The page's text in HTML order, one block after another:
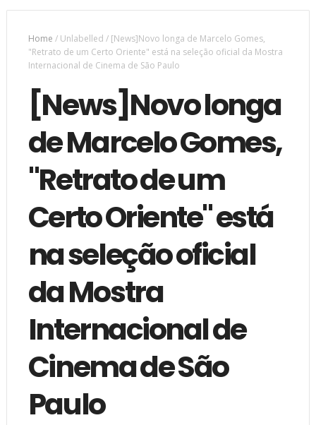
Home /Unlabelled / [News]Novo longa de Marcelo Gomes,
"Retrato de um Certo Oriente" está na seleção oficial da Mostra
Internacional de Cinema de São Paulo
[News]Novo longa
de Marcelo Gomes,
"Retrato de um
Certo Oriente" está
na seleção oficial
da Mostra
Internacional de
Cinema de São
Paulo